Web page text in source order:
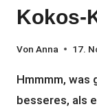
Kokos-
Von Anna 17.
Hmmmm, was
besseres, als